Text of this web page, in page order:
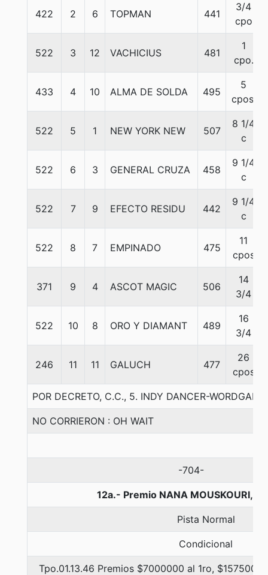
422 2 6 TOPMAN 441
3/4
cpo
522 3 12 VACHICIUS 481
1
cpo.
433 4 10 ALMA DE SOLDA 495
5
cpos.
522 5 1 NEW YORK NEW 507
8 1/4
c
522 6 3 GENERAL CRUZA 458
9 1/4
c
522 7 9 EFECTO RESIDU 442
9 1/4
c
522 8 7 EMPINADO 475
11
cpos
371 9 4 ASCOT MAGIC 506
14
3/4
522 10 8 ORO Y DIAMANT 489
16
3/4
246 11 11 GALUCH 477
26
cpos
POR DECRETO, C.C., 5. INDY DANCER-
NO CORRIERON : OH WAIT
-704-
12a.- Premio NANA MOUSKOURI,
Pista Normal
Condicional
Tpo.01.13.46 Premios $7000000 al 1ro,